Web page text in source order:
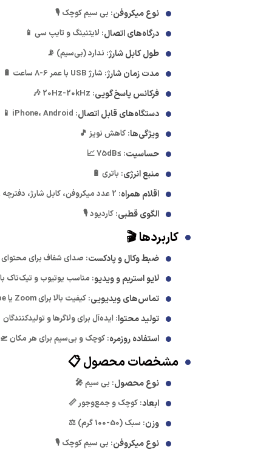
نوع میکروفن: بی سیم کوچک 🎙️
درگاه‌های اتصال: لایتنینگ و تایپ سی 📱
طول کابل شارژ: ندارد (بی‌سیم) 📡
مدت زمان شارژ: شارژ USB با عمر 6-8 ساعت 🔋
فرکانس پاسخ‌گویی: 20Hz-20kHz 🎶
دستگاه‌های قابل اتصال: iPhone، Android 📱
ویژگی‌ها: کاهش نویز 🎵
حساسیت: ≥75dB 📈
منبع انرژی: باتری 🔋
اقلام همراه: 2 عدد میکروفن، کابل شارژ، دفترچه راهنما 📦
الگوی قطبی: کاردیود 🎙️
کاربردها 🎬
ضبط وکال و پادکست: صدای شفاف برای
لایو استریم و ویدیو: مناسب یوتیوب و تیک‌تاک
تماس‌های ویدیویی: کیفیت بالا برای Zoom یا Skype 💼
تولید محتوا: ایده‌آل برای ولاگرها و تولیدکنندگان
استفاده روزمره: کوچک و بی‌سیم برای هر مکان 🛫
مشخصات محصول 📋
نوع محصول: بی سیم 🎤
ابعاد: کوچک و جمع‌وجور 📏
وزن: سبک (50-100 گرم) ⚖️
نوع میکروفن: بی سیم کوچک 🎙️